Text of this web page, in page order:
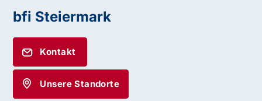
bfi Steiermark
Kontakt
Unsere Standorte